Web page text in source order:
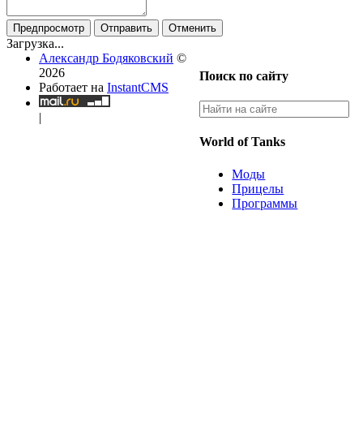
Предпросмотр Отправить Отменить
Загрузка...
Поиск по сайту
World of Tanks
Моды
Прицелы
Программы
Александр Бодяковский ©
2026
Работает на InstantCMS
|